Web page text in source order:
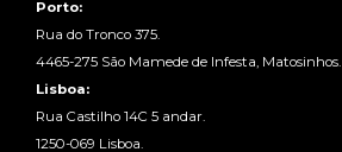
Porto:
Rua do Tronco 375.
4465-275 São Mamede de Infesta, Matosinhos.
Lisboa:
Rua Castilho 14C 5 andar.
1250-069 Lisboa.